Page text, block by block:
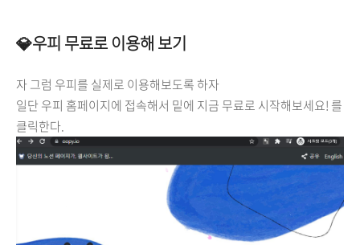
💎우피 무료로 이용해 보기
자 그럼 우피를 실제로 이용해보도록 하자
일단 우피 홈페이지에 접속해서 밑에 지금 무료로 시작해보세요! 를
클릭한다.